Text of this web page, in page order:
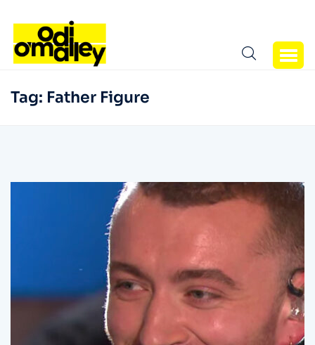
Tag: Father Figure